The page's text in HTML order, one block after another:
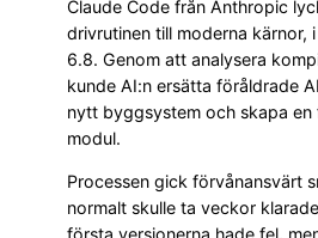
Claude Code från Anthropic
drivrutinen till moderna kärnor,
6.8. Genom att analysera
kunde AI:n ersätta föråldrade
nytt byggsystem och skapa
modul.
Processen gick förvånansvärt
normalt skulle ta veckor
första versionerna hade fel,